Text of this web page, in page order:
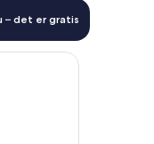
– det er gratis